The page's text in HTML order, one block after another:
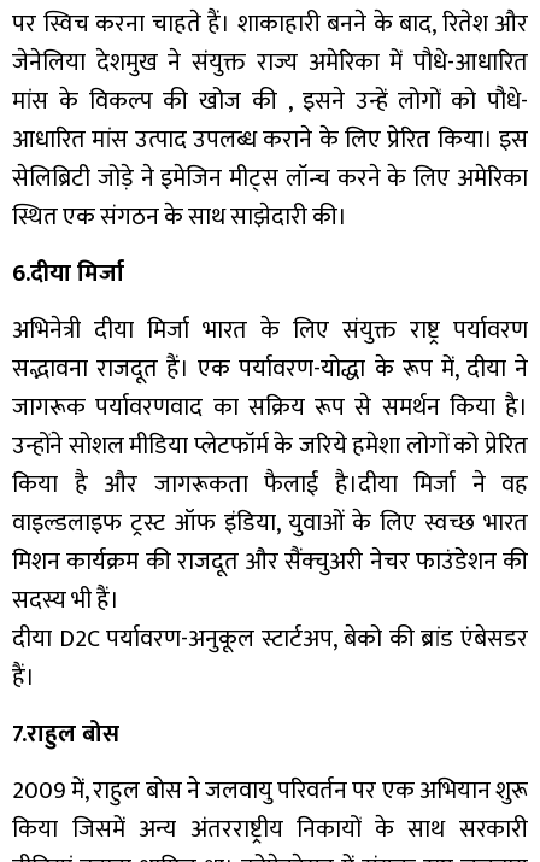
पर स्विच करना चाहते हैं। शाकाहारी बनने के बाद, रितेश और
जेनेलिया देशमुख ने संयुक्त राज्य अमेरिका में पौधे-आधारित
मांस के विकल्प की खोज की , इसने उन्हें लोगों को पौधे-
आधारित मांस उत्पाद उपलब्ध कराने के लिए प्रेरित किया। इस
सेलिब्रिटी जोड़े ने इमेजिन मीट्स लॉन्च करने के लिए अमेरिका
स्थित एक संगठन के साथ साझेदारी की।
6.दीया मिर्जा
अभिनेत्री दीया मिर्जा भारत के लिए संयुक्त राष्ट्र पर्यावरण
सद्भावना राजदूत हैं। एक पर्यावरण-योद्धा के रूप में, दीया ने
जागरूक पर्यावरणवाद का सक्रिय रूप से समर्थन किया है।
उन्होंने सोशल मीडिया प्लेटफॉर्म के जरिये हमेशा लोगों को प्रेरित
किया है और जागरूकता फैलाई है।दीया मिर्जा ने वह
वाइल्डलाइफ ट्रस्ट ऑफ इंडिया, युवाओं के लिए स्वच्छ भारत
मिशन कार्यक्रम की राजदूत और सैंक्चुअरी नेचर फाउंडेशन की
सदस्य भी हैं।
दीया D2C पर्यावरण-अनुकूल स्टार्टअप, बेको की ब्रांड एंबेसडर
हैं।
7.राहुल बोस
2009 में, राहुल बोस ने जलवायु परिवर्तन पर एक अभियान शुरू
किया जिसमें अन्य अंतरराष्ट्रीय निकायों के साथ सरकारी